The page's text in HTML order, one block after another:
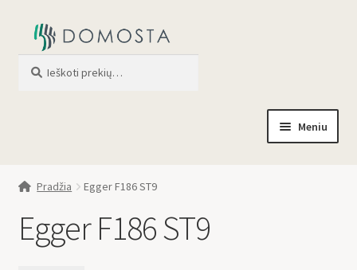
Meniu
Apie mus
Pradžia Egger F186 ST9
Egger F186 ST9